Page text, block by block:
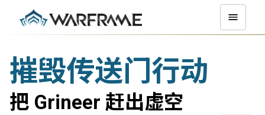
摧毁传送门行动
把 Grineer 赶出虚空